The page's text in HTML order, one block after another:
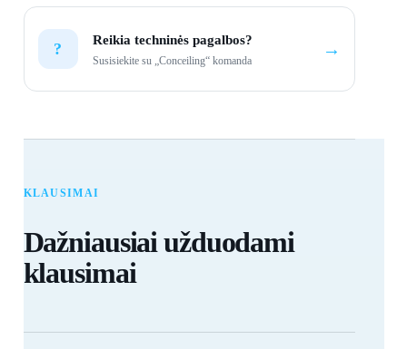
? Reikia techninės pagalbos?
Susisiekite su „Conceiling“ komanda
→
KLAUSIMAI
Dažniausiai užduodami
klausimai